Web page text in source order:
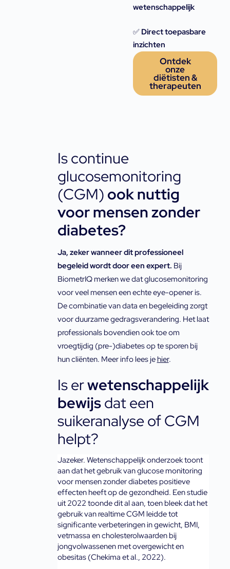
wetenschappelijk
✅ Direct toepasbare
inzichten
Ontdek
onze
diëtisten &
therapeuten
Is continue
glucosemonitoring
(CGM) ook nuttig
voor mensen zonder
diabetes?
Ja, zeker wanneer dit professioneel
begeleid wordt door een expert. Bij
BiometrIQ merken we dat glucosemonitoring
voor veel mensen een echte eye-opener is.
De combinatie van data en begeleiding zorgt
voor duurzame gedragsverandering. Het laat
professionals bovendien ook toe om
vroegtijdig (pre-)diabetes op te sporen bij
hun cliënten. Meer info lees je hier.
Is erwetenschappelijk
bewijsdat een
suikeranalyse of CGM
helpt?
Jazeker. Wetenschappelijk onderzoek toont
aan dat het gebruik van glucose monitoring
voor mensen zonder diabetes positieve
effecten heeft op de gezondheid. Een studie
uit 2022 toonde dit al aan, toen bleek dat het
gebruik van realtime CGM leidde tot
significante verbeteringen in gewicht, BMI,
vetmassa en cholesterolwaarden bij
jongvolwassenen met overgewicht en
obesitas (Chekima et al., 2022).